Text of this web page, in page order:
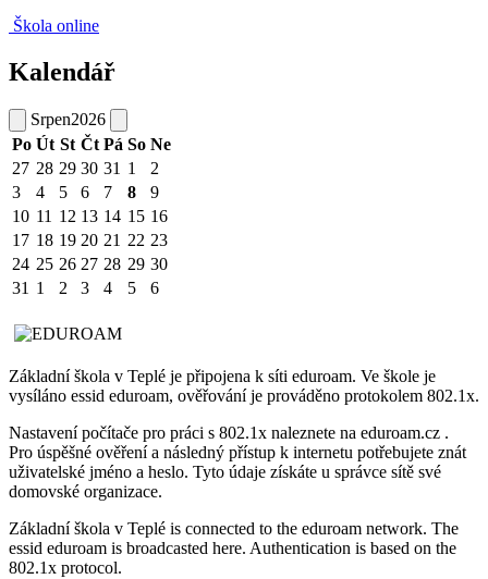
Škola online
Kalendář
Srpen2026
Po Út St Čt Pá So Ne
27 28 29 30 31 1
2
3
4 5 6 7 8
9
10 11 12 13 14 15 16
17 18 19 20 21 22 23
24 25 26 27 28 29 30
31 1 2 3 4 5 6
Základní škola v Teplé je připojena k síti eduroam. Ve škole je
vysíláno essid eduroam, ověřování je prováděno protokolem 802.1x.
Nastavení počítače pro práci s 802.1x naleznete na eduroam.cz .
Pro úspěšné ověření a následný přístup k internetu potřebujete znát
uživatelské jméno a heslo. Tyto údaje získáte u správce sítě své
domovské organizace.
Základní škola v Teplé is connected to the eduroam network. The
essid eduroam is broadcasted here. Authentication is based on the
802.1x protocol.